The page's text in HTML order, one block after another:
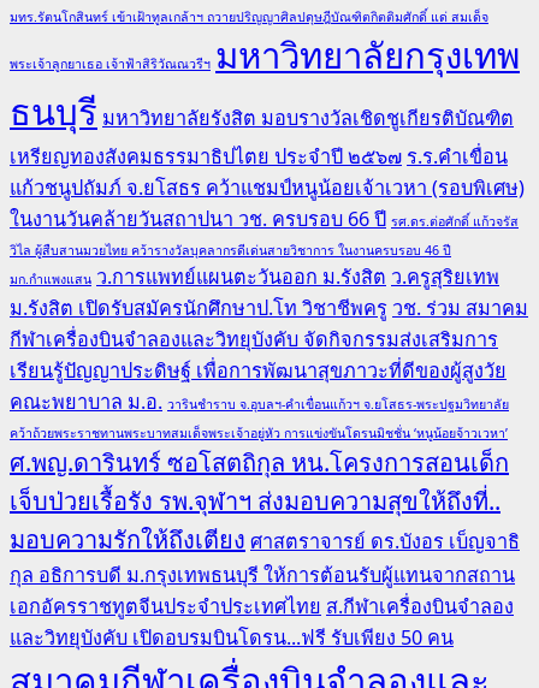
มทร.รัตนโกสินทร์ เข้าเฝ้าทูลเกล้าฯ ถวายปริญญาศิลปดุษฎีบัณฑิตกิตติมศักดิ์ แด่ สมเด็จ
พระเจ้าลูกยาเธอ เจ้าฟ้าสิริวัณณวรีฯ มหาวิทยาลัยกรุงเทพ
ธนบุรี มหาวิทยาลัยรังสิต มอบรางวัลเชิดชูเกียรติบัณฑิต
เหรียญทองสังคมธรรมาธิปไตย ประจำปี ๒๕๖๗ ร.ร.คำเขื่อน
แก้วชนูปถัมภ์ จ.ยโสธร คว้าแชมป์หนูน้อยเจ้าเวหา (รอบพิเศษ)
ในงานวันคล้ายวันสถาปนา วช. ครบรอบ 66 ปี รศ.ดร.ต่อศักดิ์ แก้วจรัส
วิไล ผู้สืบสานมวยไทย คว้ารางวัลบุคลากรดีเด่นสายวิชาการ ในงานครบรอบ 46 ปี
มก.กำแพงแสน ว.การแพทย์แผนตะวันออก ม.รังสิต ว.ครูสุริยเทพ
ม.รังสิต เปิดรับสมัครนักศึกษาป.โท วิชาชีพครู วช. ร่วม สมาคม
กีฬาเครื่องบินจำลองและวิทยุบังคับ จัดกิจกรรมส่งเสริมการ
เรียนรู้ปัญญาประดิษฐ์ เพื่อการพัฒนาสุขภาวะที่ดีของผู้สูงวัย
คณะพยาบาล ม.อ. วารินชำราบ จ.อุบลฯ-คำเขื่อนแก้วฯ จ.ยโสธร-พระปฐมวิทยาลัย
คว้าถ้วยพระราชทานพระบาทสมเด็จพระเจ้าอยู่หัว การแข่งขันโดรนมิชชั่น ‘หนูน้อยจ้าวเวหา’
ศ.พญ.ดารินทร์ ซอโสตถิกุล หน.โครงการสอนเด็ก
เจ็บป่วยเรื้อรัง รพ.จุฬาฯ ส่งมอบความสุขให้ถึงที่..
มอบความรักให้ถึงเตียง ศาสตราจารย์ ดร.บังอร เบ็ญจาธิ
กุล อธิการบดี ม.กรุงเทพธนบุรี ให้การต้อนรับผู้แทนจากสถาน
เอกอัครราชทูตจีนประจำประเทศไทย ส.กีฬาเครื่องบินจำลอง
และวิทยุบังคับ เปิดอบรมบินโดรน...ฟรี รับเพียง 50 คน